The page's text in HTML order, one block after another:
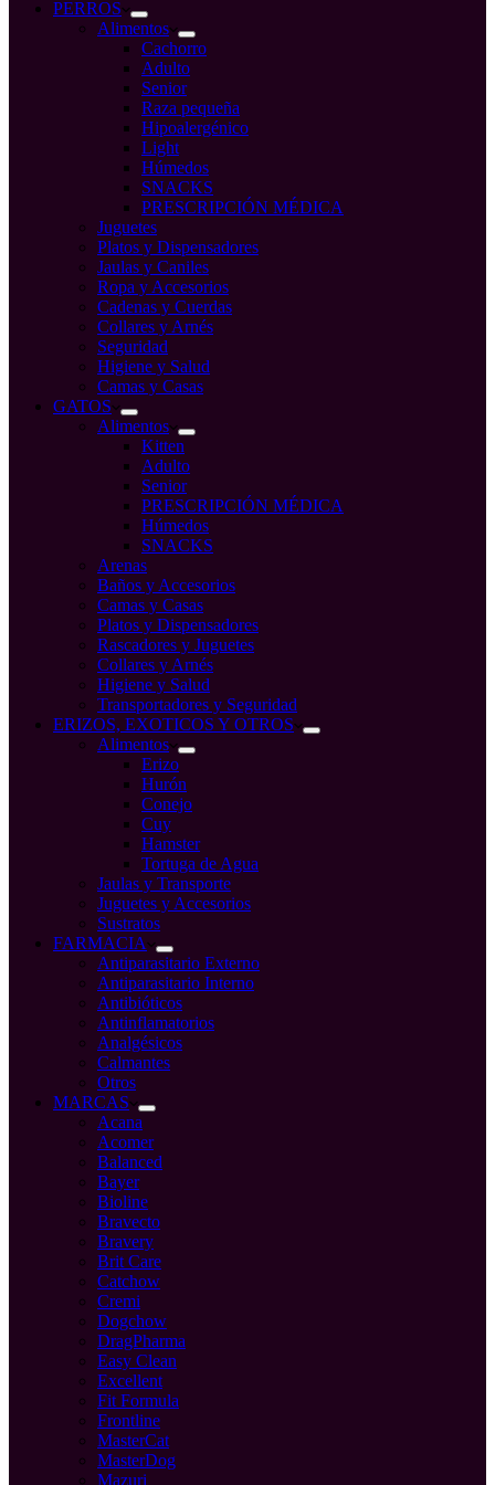
compraPERROS
Alimentos
Cachorro
Adulto
Senior
Raza pequeña
Hipoalergénico
Light
Húmedos
SNACKS
PRESCRIPCIÓN MÉDICA
Juguetes
Platos y Dispensadores
Jaulas y Caniles
Ropa y Accesorios
Cadenas y Cuerdas
Collares y Arnés
Seguridad
Higiene y Salud
Camas y Casas
GATOS
Alimentos
Kitten
Adulto
Senior
PRESCRIPCIÓN MÉDICA
Húmedos
SNACKS
Arenas
Baños y Accesorios
Camas y Casas
Platos y Dispensadores
Rascadores y Juguetes
Collares y Arnés
Higiene y Salud
Transportadores y Seguridad
ERIZOS, EXOTICOS Y OTROS
Alimentos
Erizo
Hurón
Conejo
Cuy
Hamster
Tortuga de Agua
Jaulas y Transporte
Juguetes y Accesorios
Sustratos
FARMACIA
Antiparasitario Externo
Antiparasitario Interno
Antibióticos
Antinflamatorios
Analgésicos
Calmantes
Otros
MARCAS
Acana
Acomer
Balanced
Bayer
Bioline
Bravecto
Bravery
Brit Care
Catchow
Cremi
Dogchow
DragPharma
Easy Clean
Excellent
Fit Formula
Frontline
MasterCat
MasterDog
Mazuri